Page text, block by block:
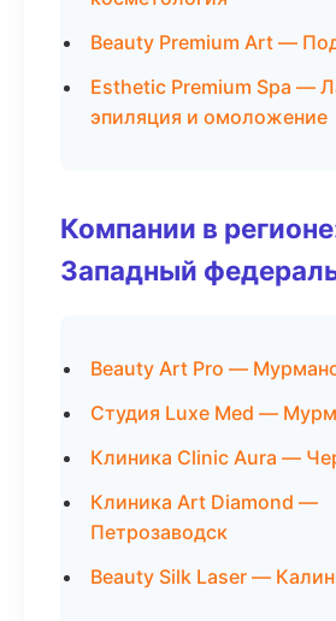
Beauty Premium Art —
Esthetic Premium Spa —
эпиляция и омоложение
Компании в
Западный
Beauty Art Pro —
Студия Luxe Med —
Клиника Clinic Aura —
Клиника Art Diamond —
Петрозаводск
Beauty Silk Laser —